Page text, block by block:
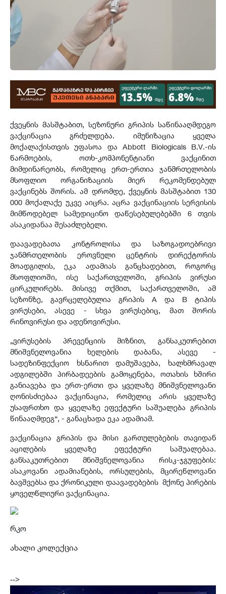
ქვეყნის მასშტაბით, სეზონური გრიპის საწინააღმდეგო
ვაქცინაცია გრძელდება. იმუნიზაცია ყველა
მოქალაქისთვის უფასოა და Abbott Biologicals B.V.-ის
წარმოების, ოთხ-კომპონენტიანი ვაქცინით
მიმდინარეობს, რომელიც ერთ-ერთია ჯანმრთელობის
მსოფლიო ორგანიზაციის მიერ რეკომენდებულ
ვაქცინებს შორის. ამ დრომდე, ქვეყნის მასშტაბით 130
000 მოქალაქე უკვე აიცრა. აცრა ვაქცინაციის სერვისის
მიმწოდებელ სამედიცინო დაწესებულებებში 6 თვის
ასაკიდანაა შესაძლებელი.
დაავადებათა კონტროლისა და საზოგადოებრივი
ჯანმრთელობის ეროვნული ცენტრის დირექტორის
მოადგილის, ეკა ადამიას განცხადებით, როგორც
მსოფლიოში, ისე საქართველოში, გრიპის ვირუსი
ცირკულირებს. მისივე თქმით, საქართველოში, ამ
სეზონზე, გავრცელებულია გრიპის A და B ტიპის
ვირუსები, ასევე - სხვა ვირუსებიც, მათ შორის
რინოვირუსი და ადენოვირუსი.
„ვირუსების პრევენციის მიზნით, განსაკუთრებით
მნიშვნელოვანია ხელების დაბანა, ასევე -
სადეზინფექციო ხსნარით დამუშავება, ხალხმრავალ
ადგილებში პირბადეების გამოყენება, ოთახის ხშირი
განიავება და ერთ-ერთი და ყველაზე მნიშვნელოვანი
ღონისძიებაა ვაქცინაცია, რომელიც არის ყველაზე
უსაფრთხო და ყველაზე ეფექტური საშუალება გრიპის
წინააღმდეგ“, - განაცხადა ეკა ადამიამ.
ვაქცინაცია გრიპის და მისი გართულებების თავიდან
აცილების ყველაზე ეფექტური საშუალებაა.
განსაკუთრებით მნიშვნელოვანია რისკ-ჯგუფების:
ასაკოვანი ადამიანების, ორსულების, მცირეწლოვანი
ბავშვებსა და ქრონიკული დაავადებების მქონე პირების
ყოველწლიური ვაქცინაცია.
რკო
ახალი კოლექცია
-->